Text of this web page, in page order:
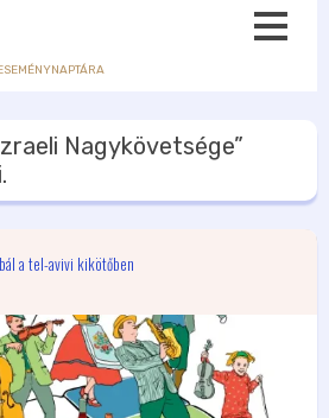
Nagykövetsége”
a tel-avivi kikötőben